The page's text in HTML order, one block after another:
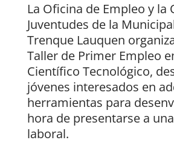
La Oficina de Empleo y la
Juventudes de la
Trenque Lauquen
Taller de Primer Empleo
Científico Tecnológico,
jóvenes interesados en
herramientas para
hora de presentarse a
laboral.